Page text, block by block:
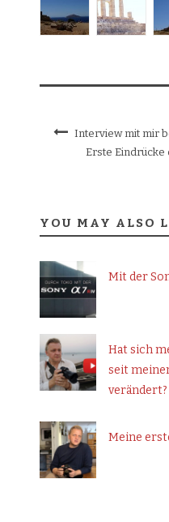
Interview mit mir
Erste Eindrücke
YOU MAY ALSO
Mit der
Hat sich
seit
verändert?
Meine